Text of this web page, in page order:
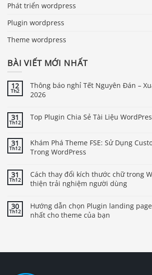
Phát triển wordpress
Plugin wordpress
Theme wordpress
BÀI VIẾT MỚI NHẤT
12
Th2
Thông báo nghỉ Tết Nguyên Đán –
2026
31
Th12
Top Plugin Chia Sẻ Tài Liệu
31
Th12
Khám Phá Theme FSE: Sử Dụng
Trong WordPress
31
Th12
Cách thay đổi kích thước chữ trong
thiện trải nghiệm người dùng
30
Th12
Hướng dẫn chọn Plugin landing
nhất cho theme của bạn